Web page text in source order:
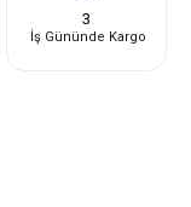
3
İş Gününde Kargo